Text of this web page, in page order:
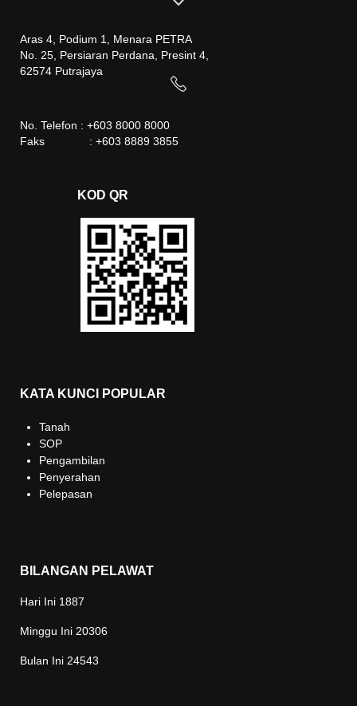
Aras 4, Podium 1, Menara PETRA
No. 25, Persiaran Perdana, Presint 4,
62574 Putrajaya
No. Telefon : +603 8000 8000
Faks : +603 8889 3855
KOD QR
KATA KUNCI POPULAR
Tanah
SOP
Pengambilan
Penyerahan
Pelepasan
BILANGAN PELAWAT
Hari Ini 1887
Minggu Ini 20306
Bulan Ini 24543